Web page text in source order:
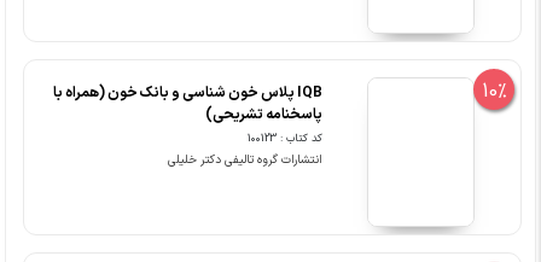
10%
IQB پلاس خون شناسی و بانک خون (همراه با
پاسخنامه تشریحی)
کد کتاب : 100123
انتشارات گروه تالیفی دکتر خلیلی